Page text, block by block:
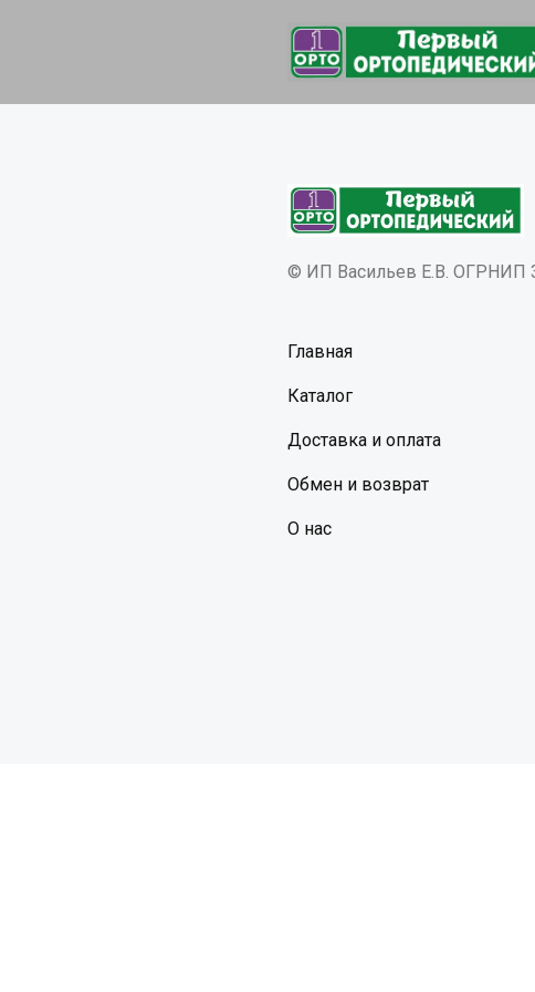
© ИП Васильев Е.В. ОГРНИП
Главная
Каталог
Доставка и оплата
Обмен и возврат
О нас